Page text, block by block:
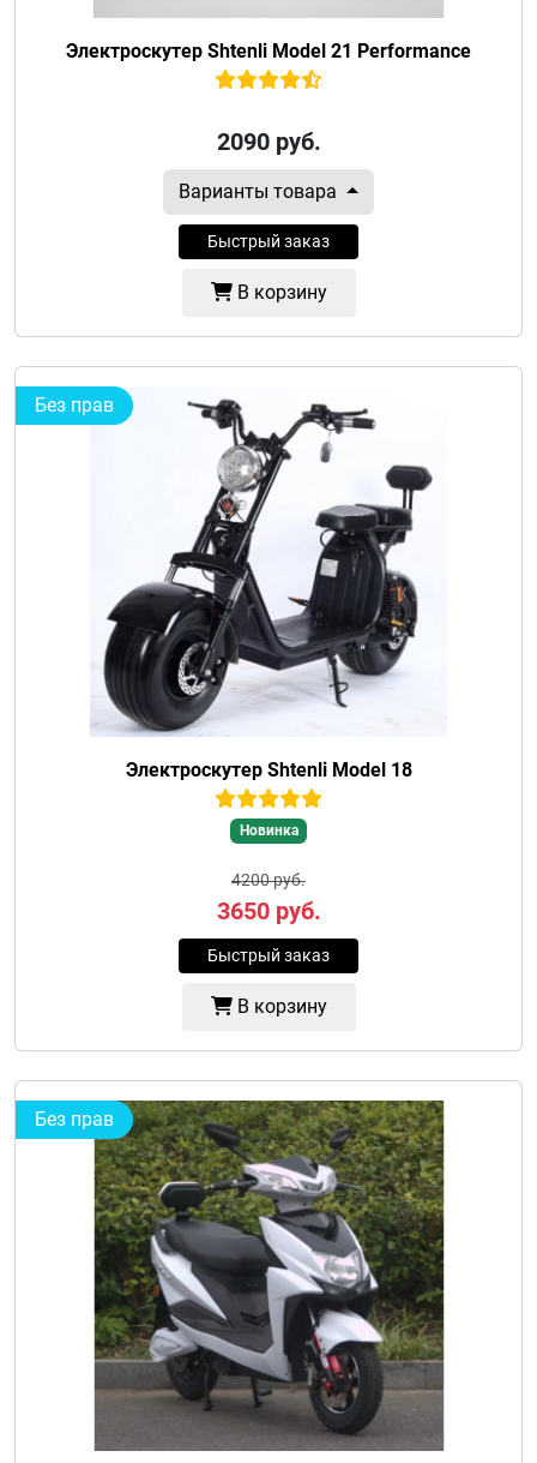
Электроскутер Shtenli Model 21 Performance
2090руб.
Варианты товара
Быстрый заказ
В корзину
Без прав
Электроскутер Shtenli Model 18
Новинка
4200 руб.
3650руб.
Быстрый заказ
В корзину
Без прав